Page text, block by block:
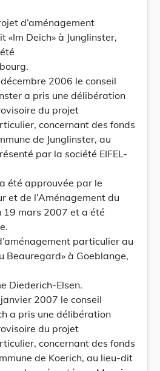
d’aménagement
Deich» à Junglinster,
2006 le conseil
a pris une délibération
du projet
concernant des fonds
de Junglinster, au
par la société EIFEL-
été approuvée par le
et de l’Aménagement du
mars 2007 et a été
particulier au
Beauregard» à Goeblange,
Diederich-Elsen.
2007 le conseil
a pris une délibération
du projet
concernant des fonds
de Koerich, au lieu-dit